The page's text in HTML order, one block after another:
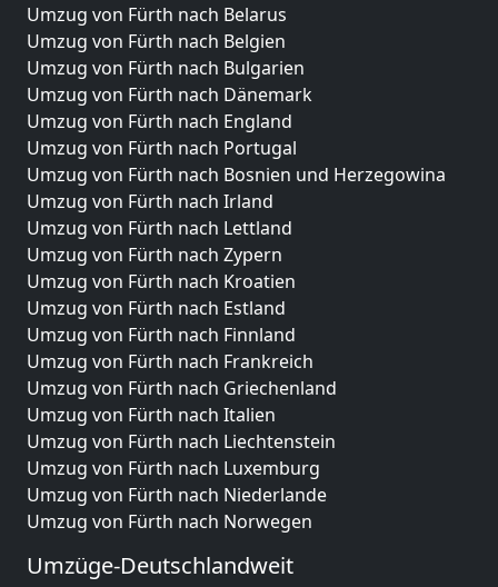
Umzug von Fürth nach Belarus
Umzug von Fürth nach Belgien
Umzug von Fürth nach Bulgarien
Umzug von Fürth nach Dänemark
Umzug von Fürth nach England
Umzug von Fürth nach Portugal
Umzug von Fürth nach Bosnien und Herzegowina
Umzug von Fürth nach Irland
Umzug von Fürth nach Lettland
Umzug von Fürth nach Zypern
Umzug von Fürth nach Kroatien
Umzug von Fürth nach Estland
Umzug von Fürth nach Finnland
Umzug von Fürth nach Frankreich
Umzug von Fürth nach Griechenland
Umzug von Fürth nach Italien
Umzug von Fürth nach Liechtenstein
Umzug von Fürth nach Luxemburg
Umzug von Fürth nach Niederlande
Umzug von Fürth nach Norwegen
Umzüge-Deutschlandweit